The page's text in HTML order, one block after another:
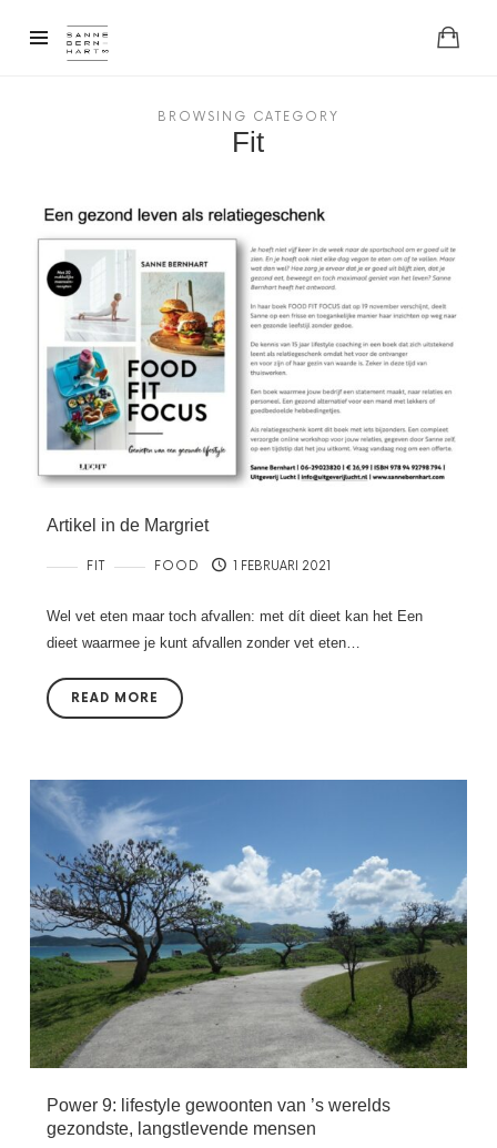
BROWSING CATEGORY
Fit
Artikel in de Margriet
FIT FOOD 1 FEBRUARI 2021
Wel vet eten maar toch afvallen: met dít dieet kan het Een
dieet waarmee je kunt afvallen zonder vet eten…
READ MORE
Power 9: lifestyle gewoonten van ’s werelds
gezondste, langstlevende mensen